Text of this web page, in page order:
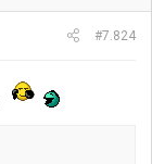
#7.824